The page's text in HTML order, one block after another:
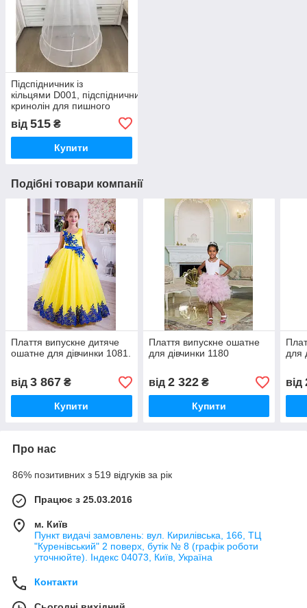
Підспідничник із
кільцями D001, підспідничник
кринолін для пишного
від 515 ₴
Купити
Подібні товари компанії
Плаття випускне дитяче
ошатне для дівчинки 1081.
від 3 867 ₴
Купити
Плаття випускне ошатне
для дівчинки 1180
від 2 322₴
Купити
для
від
Про нас
86% позитивних з 519 відгуків за рік
Працює з 25.03.2016
м. Київ
Пункт видачі замовлень: вул. Кирилівська, 166, ТЦ
"Куренівський" 2 поверх, бутік № 8 (графік роботи
уточнюйте). Індекс 04073, Київ, Україна
Контакти